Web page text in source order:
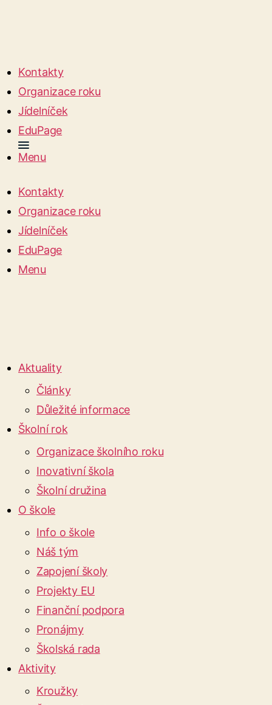
Kontakty
Organizace roku
Jídelníček
EduPage
Menu
Kontakty
Organizace roku
Jídelníček
EduPage
Menu
Aktuality
Články
Důležité informace
Školní rok
Organizace školního roku
Inovativní škola
Školní družina
O škole
Info o škole
Náš tým
Zapojení školy
Projekty EU
Finanční podpora
Pronájmy
Školská rada
Aktivity
Kroužky